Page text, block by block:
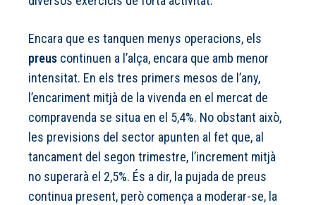
Encara que es tanquen menys operacions, els
preus continuen a l’alça, encara que amb menor
intensitat. En els tres primers mesos de l’any,
l’encariment mitjà de la vivenda en el mercat de
compravenda se situa en el 5,4%. No obstant això,
les previsions del sector apunten al fet que, al
tancament del segon trimestre, l’increment mitjà
no superarà el 2,5%. És a dir, la pujada de preus
continua present, però comença a moderar-se, la